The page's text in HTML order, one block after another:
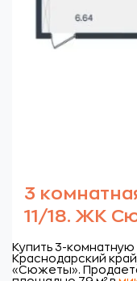
3
11/18. ЖК
Купить 3-
Краснодарский
«Сюжеты».